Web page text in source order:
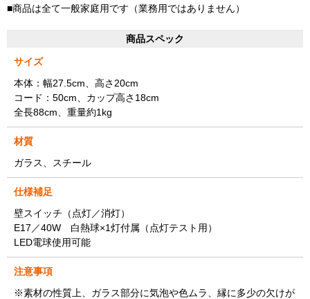
■商品は全て一般家庭用です（業務用ではありません）
商品スペック
サイズ
本体：幅27.5cm、高さ20cm
コード：50cm、カップ高さ18cm
全長88cm、重量約1kg
材質
ガラス、スチール
仕様補足
壁スイッチ（点灯／消灯）
E17／40W 白熱球×1灯付属（点灯テスト用）
LED電球使用可能
注意事項
※素材の性質上、ガラス部分に気泡や色ムラ、縁に多少の欠けが